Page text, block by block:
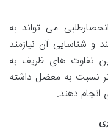
می تواند به
و شناسایی آن نیازمند
تفاوت های ظریف به
نسبت به معضل داشته
انجام دهند.